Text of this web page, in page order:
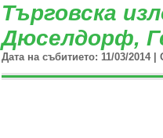
Търговска
Дюселдорф,
Дата на събитието: 11/03/2014